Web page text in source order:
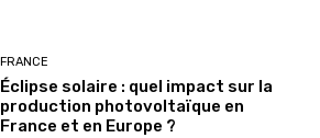
FRANCE
Éclipse solaire : quel impact sur la
production photovoltaïque en
France et en Europe ?